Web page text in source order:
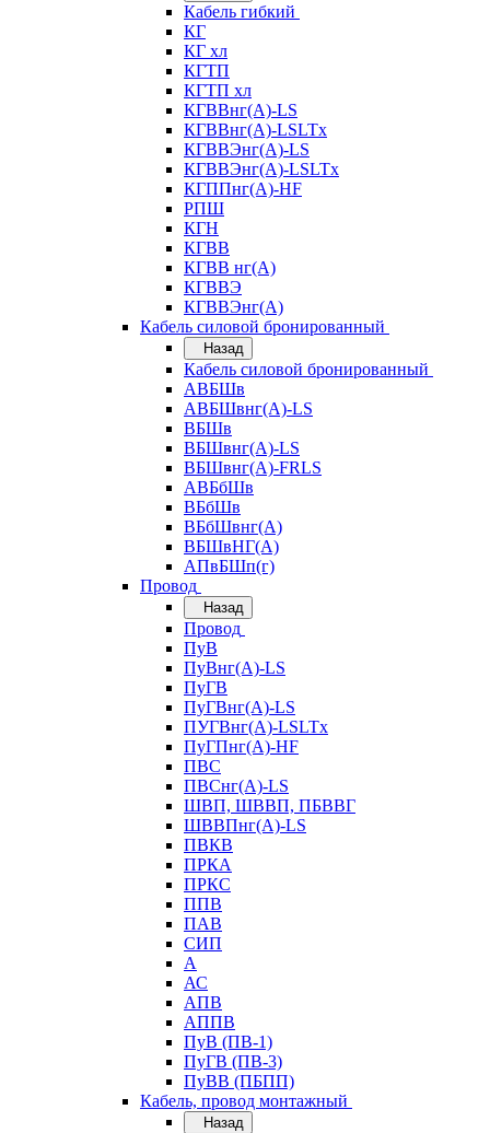
Кабель гибкий
КГ
КГ хл
КГТП
КГТП хл
КГВВнг(А)-LS
КГВВнг(А)-LSLTx
КГВВЭнг(А)-LS
КГВВЭнг(А)-LSLTx
КГППнг(А)-HF
РПШ
КГН
КГВВ
КГВВ нг(А)
КГВВЭ
КГВВЭнг(А)
Кабель силовой бронированный
Назад
Кабель силовой бронированный
АВБШв
АВБШвнг(А)-LS
ВБШв
ВБШвнг(А)-LS
ВБШвнг(А)-FRLS
АВБбШв
ВБбШв
ВБбШвнг(А)
ВБШвНГ(А)
АПвБШп(г)
Провод
Назад
Провод
ПуВ
ПуВнг(А)-LS
ПуГВ
ПуГВнг(А)-LS
ПУГВнг(А)-LSLTx
ПуГПнг(А)-HF
ПВС
ПВСнг(А)-LS
ШВП, ШВВП, ПБВВГ
ШВВПнг(А)-LS
ПВКВ
ПРКА
ПРКС
ППВ
ПАВ
СИП
А
АС
АПВ
АППВ
ПуВ (ПВ-1)
ПуГВ (ПВ-3)
ПуВВ (ПБПП)
Кабель, провод монтажный
Назад